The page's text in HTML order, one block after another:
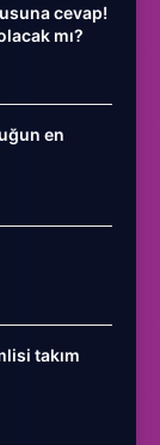
cevap!
mı?
en
takım